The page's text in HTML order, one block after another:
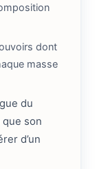
dont
masse
du
son
d’un